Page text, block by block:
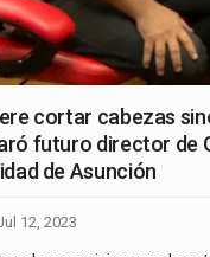
cortar cabezas
futuro director de
de Asunción
12, 2023